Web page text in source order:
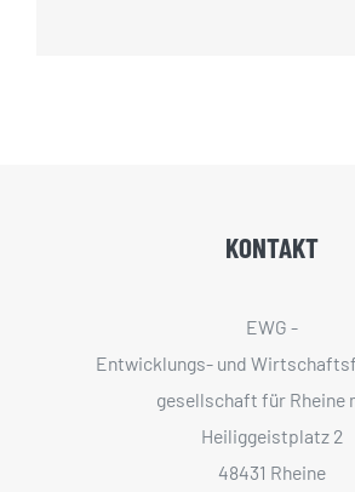
KONTAKT
EWG -
Entwicklungs- und
gesellschaft für Rheine
Heiliggeistplatz 2
48431 Rheine